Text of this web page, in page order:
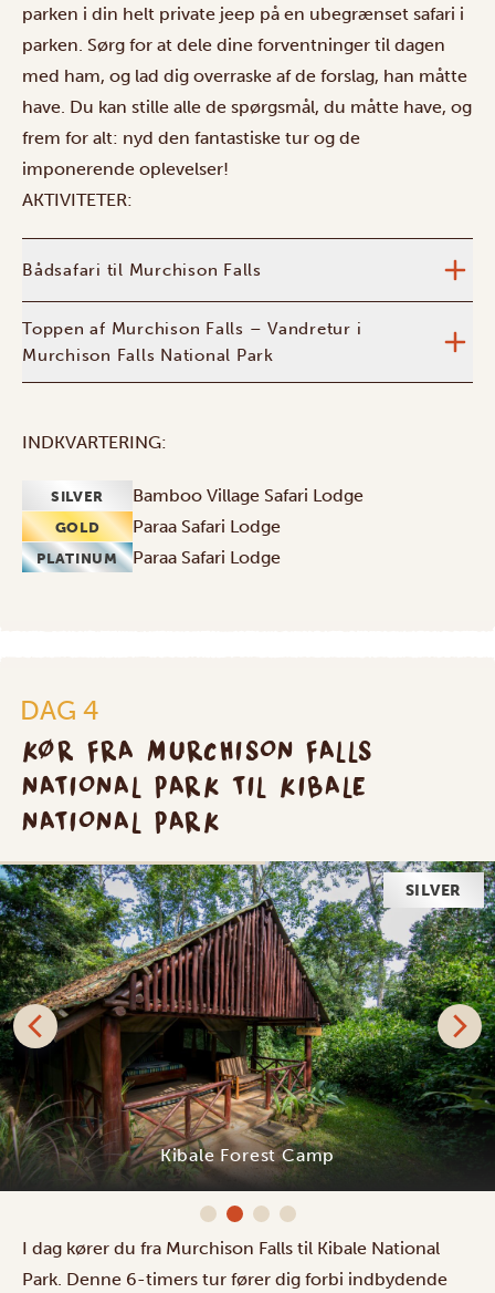
parken i din helt private jeep på en ubegrænset safari i
parken. Sørg for at dele dine forventninger til dagen
med ham, og lad dig overraske af de forslag, han måtte
have. Du kan stille alle de spørgsmål, du måtte have, og
frem for alt: nyd den fantastiske tur og de
imponerende oplevelser!
AKTIVITETER:
Bådsafari til Murchison Falls
Toppen af Murchison Falls – Vandretur i
Murchison Falls National Park
INDKVARTERING:
SILVER Bamboo Village Safari Lodge
GOLD Paraa Safari Lodge
PLATINUM Paraa Safari Lodge
DAG 4
KØR FRA MURCHISON FALLS
NATIONAL PARK TIL KIBALE
NATIONAL PARK
SILVER
Kibale Forest Camp
I dag kører du fra Murchison Falls til Kibale National
Park. Denne 6-timers tur fører dig forbi indbydende